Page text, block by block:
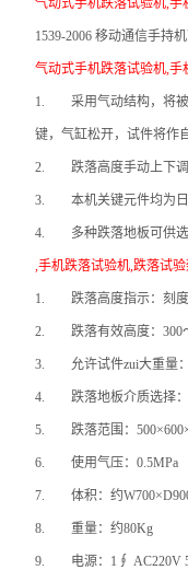
气动式手机跌落试验机,
1539-2006移动通信手持
气动式手机跌落试验机,
1.采用气动结构，将
键，气缸松开，试件将作
2.跌落高度手动上下
3.本机关键元件均为
4. 多种跌落地板可供
,手机跌落试验机,跌落试
1.跌落高度指示：刻
2.跌落有效高度：300
3. 允许试件zui大重量
4.跌落地板介质选择
5.跌落范围：
6.使用气压：0.5MPa
7.体积：约
8.重量：约80Kg
9. 电源：1∮ AC220V